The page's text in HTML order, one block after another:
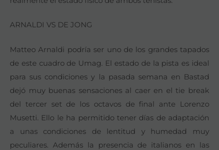
ARNALDI VS DE JONG
Matteo Arnaldi podría ser uno de los grandes tapados
de este cuadro de Umag. El estado de la pista es ideal
para sus condiciones y la pasada semana en Bastad
dejó muy buenas sensaciones al caer en el tie break
del tercer set de los octavos de final ante Lorenzo
Musetti. Ello le ha permitido tener días de adaptación
a unas condiciones de lentitud y humedad muy
peculiares. Además la presencia de italianos en las